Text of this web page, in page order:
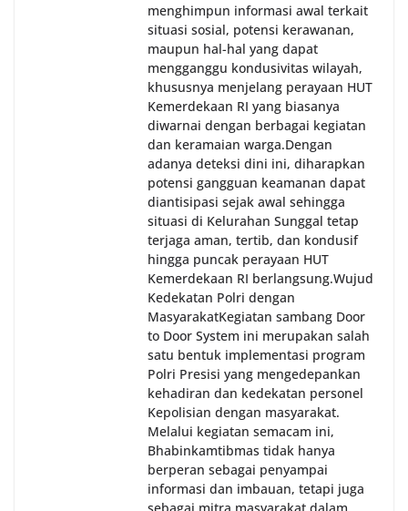
menghimpun informasi awal terkait
situasi sosial, potensi kerawanan,
maupun hal-hal yang dapat
mengganggu kondusivitas wilayah,
khususnya menjelang perayaan HUT
Kemerdekaan RI yang biasanya
diwarnai dengan berbagai kegiatan
dan keramaian warga.‎‎Dengan
adanya deteksi dini ini, diharapkan
potensi gangguan keamanan dapat
diantisipasi sejak awal sehingga
situasi di Kelurahan Sunggal tetap
terjaga aman, tertib, dan kondusif
hingga puncak perayaan HUT
Kemerdekaan RI berlangsung.‎‎Wujud
Kedekatan Polri dengan
Masyarakat‎Kegiatan sambang Door
to Door System ini merupakan salah
satu bentuk implementasi program
Polri Presisi yang mengedepankan
kehadiran dan kedekatan personel
Kepolisian dengan masyarakat.
Melalui kegiatan semacam ini,
Bhabinkamtibmas tidak hanya
berperan sebagai penyampai
informasi dan imbauan, tetapi juga